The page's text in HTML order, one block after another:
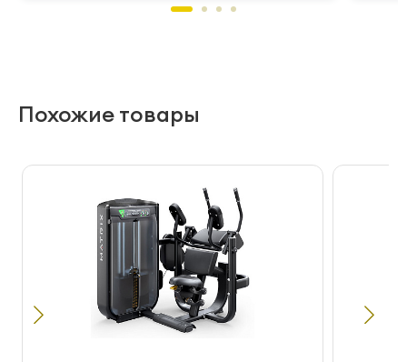
Похожие товары